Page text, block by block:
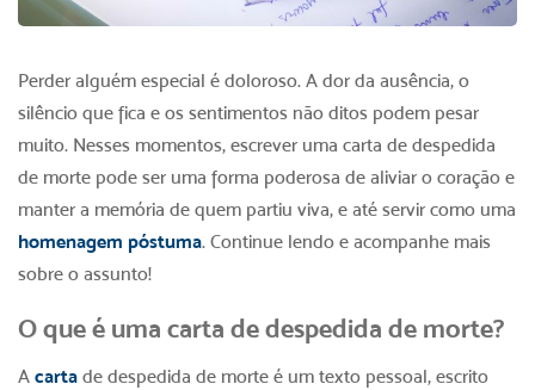
Perder alguém especial é doloroso. A dor da ausência, o
silêncio que fica e os sentimentos não ditos podem pesar
muito. Nesses momentos, escrever uma carta de despedida
de morte pode ser uma forma poderosa de aliviar o coração e
manter a memória de quem partiu viva, e até servir como uma
homenagem póstuma. Continue lendo e acompanhe mais
sobre o assunto!
O que é uma carta de despedida de morte?
A carta de despedida de morte é um texto pessoal, escrito